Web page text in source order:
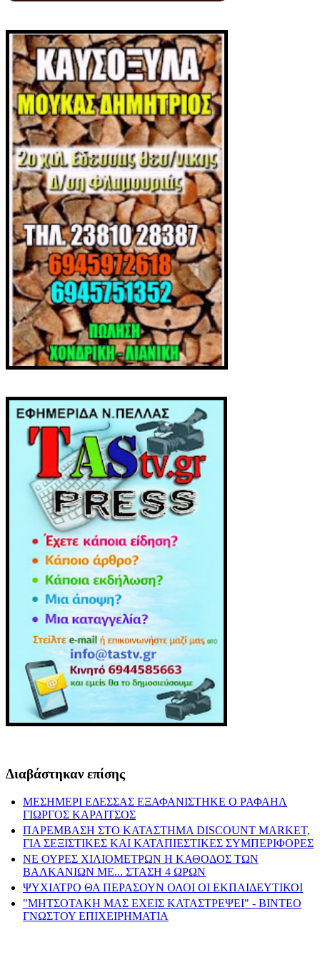
Διαβάστηκαν επίσης
ΜΕΣΗΜΕΡΙ ΕΔΕΣΣΑΣ ΕΞΑΦΑΝΙΣΤΗΚΕ Ο ΡΑΦΑΗΛ
ΓΙΩΡΓΟΣ ΚΑΡΑΙΤΣΟΣ
ΠΑΡΕΜΒΑΣΗ ΣΤΟ ΚΑΤΑΣΤΗΜΑ DISCOUNT MARKET,
ΓΙΑ ΣΕΞΙΣΤΙΚΕΣ ΚΑΙ ΚΑΤΑΠΙΕΣΤΙΚΕΣ ΣΥΜΠΕΡΙΦΟΡΕΣ
ΝΕ ΟΥΡΕΣ ΧΙΛΙΟΜΕΤΡΩΝ Η ΚΑΘΟΔΟΣ ΤΩΝ
ΒΑΛΚΑΝΙΩΝ ΜΕ... ΣΤΑΣΗ 4 ΩΡΩΝ
ΨΥΧΙΑΤΡΟ ΘΑ ΠΕΡΑΣΟΥΝ ΟΛΟΙ ΟΙ ΕΚΠΑΙΔΕΥΤΙΚΟΙ
"ΜΗΤΣΟΤΑΚΗ ΜΑΣ ΕΧΕΙΣ ΚΑΤΑΣΤΡΕΨΕΙ" - ΒΙΝΤΕΟ
ΓΝΩΣΤΟΥ ΕΠΙΧΕΙΡΗΜΑΤΙΑ